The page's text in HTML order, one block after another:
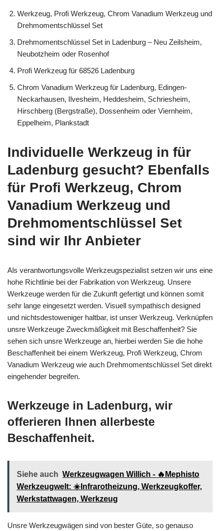
Werkzeug, Profi Werkzeug, Chrom Vanadium Werkzeug und
Drehmomentschlüssel Set
Drehmomentschlüssel Set in Ladenburg – Neu Zeilsheim,
Neubotzheim oder Rosenhof
Profi Werkzeug für 68526 Ladenburg
Chrom Vanadium Werkzeug für Ladenburg, Edingen-
Neckarhausen, Ilvesheim, Heddesheim, Schriesheim,
Hirschberg (Bergstraße), Dossenheim oder Viernheim,
Eppelheim, Plankstadt
Individuelle Werkzeug in für
Ladenburg gesucht? Ebenfalls
für Profi Werkzeug, Chrom
Vanadium Werkzeug und
Drehmomentschlüssel Set
sind wir Ihr Anbieter
Als verantwortungsvolle Werkzeugspezialist setzen wir uns eine
hohe Richtlinie bei der Fabrikation von Werkzeug. Unsere
Werkzeuge werden für die Zukunft gefertigt und können somit
sehr lange eingesetzt werden. Visuell sympathisch designed
und nichtsdestoweniger haltbar, ist unser Werkzeug. Verknüpfen
unsre Werkzeuge Zweckmäßigkeit mit Beschaffenheit? Sie
sehen sich unsre Werkzeuge an, hierbei werden Sie die hohe
Beschaffenheit bei einem Werkzeug, Profi Werkzeug, Chrom
Vanadium Werkzeug wie auch Drehmomentschlüssel Set direkt
eingehender begreifen.
Werkzeuge in Ladenburg, wir
offerieren Ihnen allerbeste
Beschaffenheit.
Siehe auch Werkzeugwagen Willich - 🔥Mephisto
Werkzeugwelt: ☀️Infrarotheizung, Werkzeugkoffer,
Werkstattwagen, Werkzeug
Unsre Werkzeugwägen sind von bester Güte, so genauso